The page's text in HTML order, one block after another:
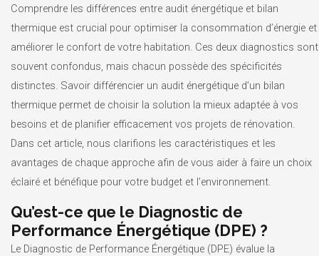
Comprendre les différences entre audit énergétique et bilan
thermique est crucial pour optimiser la consommation d’énergie et
améliorer le confort de votre habitation. Ces deux diagnostics sont
souvent confondus, mais chacun possède des spécificités
distinctes. Savoir différencier un audit énergétique d’un bilan
thermique permet de choisir la solution la mieux adaptée à vos
besoins et de planifier efficacement vos projets de rénovation.
Dans cet article, nous clarifions les caractéristiques et les
avantages de chaque approche afin de vous aider à faire un choix
éclairé et bénéfique pour votre budget et l’environnement.
Qu’est-ce que le Diagnostic de
Performance Énergétique (DPE) ?
Le Diagnostic de Performance Énergétique (DPE) évalue la